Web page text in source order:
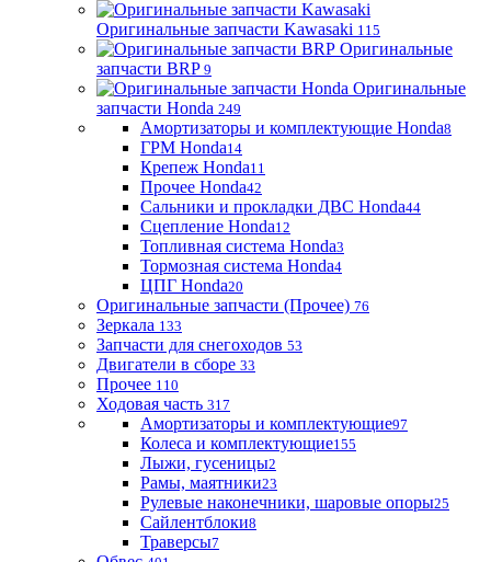
Оригинальные запчасти Kawasaki 115
Оригинальные
запчасти BRP 9
Оригинальные
запчасти Honda 249
Амортизаторы и комплектующие Honda8
ГРМ Honda14
Крепеж Honda11
Прочее Honda42
Сальники и прокладки ДВС Honda44
Сцепление Honda12
Топливная система Honda3
Тормозная система Honda4
ЦПГ Honda20
Оригинальные запчасти (Прочее) 76
Зеркала 133
Запчасти для снегоходов 53
Двигатели в сборе 33
Прочее 110
Ходовая часть 317
Амортизаторы и комплектующие97
Колеса и комплектующие155
Лыжи, гусеницы2
Рамы, маятники23
Рулевые наконечники, шаровые опоры25
Сайлентблоки8
Траверсы7